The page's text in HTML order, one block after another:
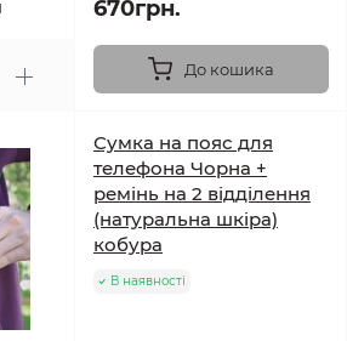
670грн.
До кошика
Сумка на пояс для
телефона Чорна +
ремінь на 2 відділення
(натуральна шкіра)
кобура
В наявності